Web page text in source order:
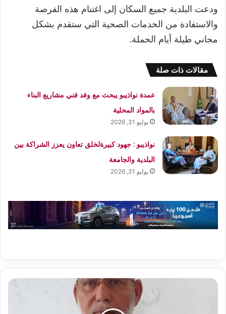
ودعت البلدية جميع السكان إلى اغتنام هذه الفرصة
والاستفادة من الخدمات الصحية التي ستقدم بشكل
مجاني طيلة أيام الحملة.
مقالات ذات صلة
عمدة نواذيبو يبحث مع وفد فني مشاريع البناء
بالمواد المحلية
يوليو 31, 2026
نواذيبو : جهود كبيرةلخلق تعاون يعزز الشراكة بين
البلدية والجامعة
يوليو 31, 2026
الملحقون